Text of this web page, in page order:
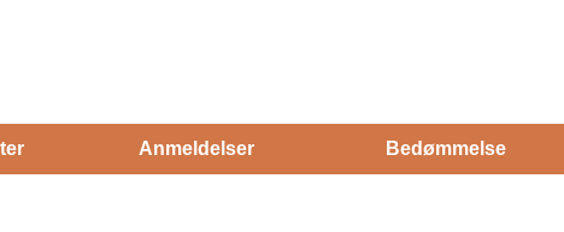
Anmeldelser Bedømmelse